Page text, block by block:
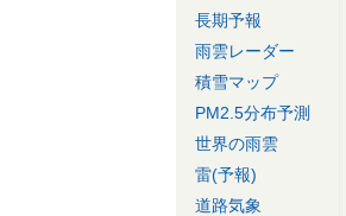
長期予報
雨雲レーダー
積雪マップ
PM2.5分布予測
世界の雨雲
雷(予報)
道路気象